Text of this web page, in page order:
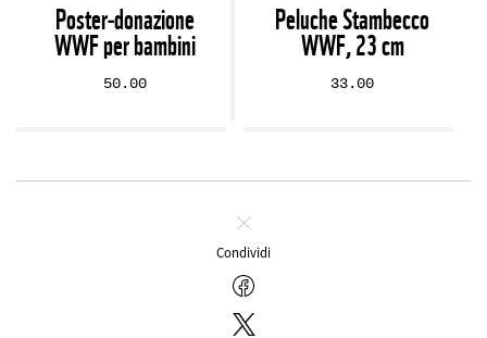
Poster‑donazione
WWF per bambini
50.00
Peluche Stambecco
WWF, 23 cm
33.00
Chiudi
Condividi
Facebook
Twitter